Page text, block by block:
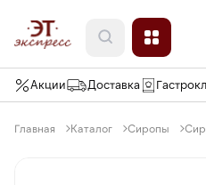
Акции Доставка
Главная Каталог Сиропы